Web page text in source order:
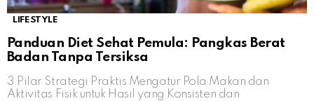
LIFESTYLE
Panduan Diet Sehat Pemula: Pangkas Berat
Badan Tanpa Tersiksa
3 Pilar Strategi Praktis Mengatur Pola Makan dan
Aktivitas Fisik untuk Hasil yang Konsisten dan